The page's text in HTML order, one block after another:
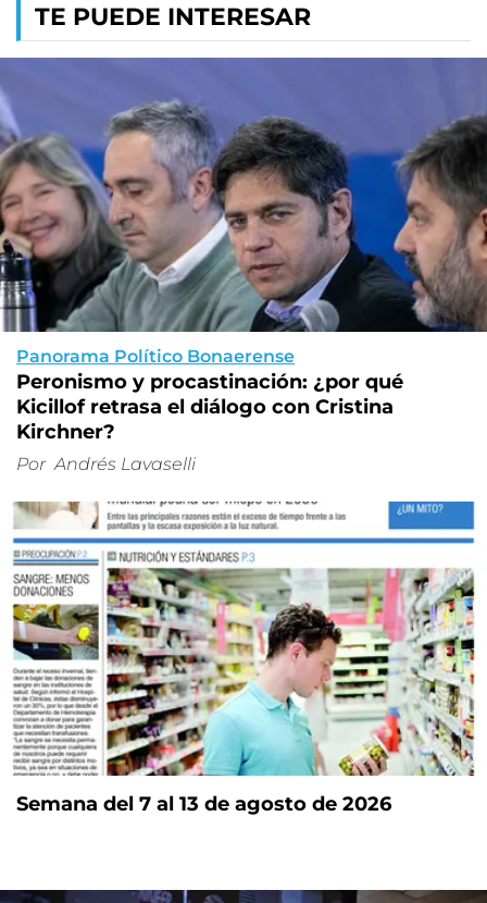
TE PUEDE INTERESAR
Panorama Político Bonaerense
Peronismo y procastinación: ¿por qué
Kicillof retrasa el diálogo con Cristina
Kirchner?
Por Andrés Lavaselli
Semana del 7 al 13 de agosto de 2026